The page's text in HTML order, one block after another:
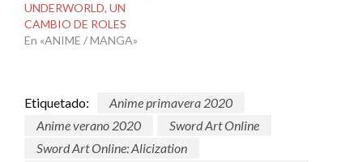
UNDERWORLD, UN
CAMBIO DE ROLES
En «ANIME / MANGA»
Etiquetado:
Anime primavera 2020
Anime verano 2020
Sword Art Online
Sword Art Online: Alicization